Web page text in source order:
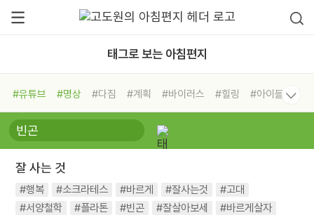
태그로 보는 아침편지
#유튜브 #명상 #다짐 #계획 #바이러스 #힐링
#아이들
#비전캠프
#독서캠프 #삶
#희망
#나눔 #친구 #링컨학교
#독서
#건강
잘 사는 것
#행복 #소크라테스 #바르게 #잘사는것
#고대
#서양철학
#플라톤 #빈곤 #잘살아보세 #바르게살자